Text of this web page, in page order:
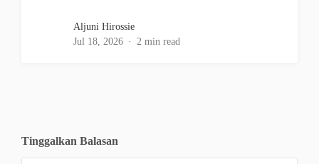
Aljuni Hirossie
Jul 18, 2026
2 min read
Tinggalkan Balasan